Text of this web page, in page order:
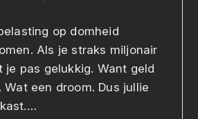
op domheid
Als je straks miljonair
je pas gelukkig. Want geld
een droom. Dus jullie